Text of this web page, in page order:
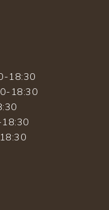
18:30
18:30